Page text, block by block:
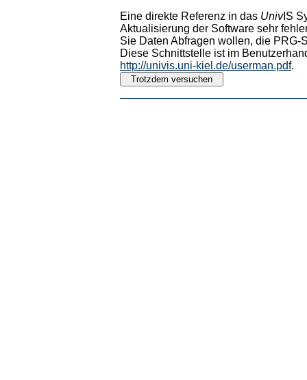
Eine direkte Referenz in das UnivIS
Aktualisierung der Software sehr
Sie Daten Abfragen wollen, die PRG-
Diese Schnittstelle ist im
http://univis.uni-kiel.de/userman.pdf.